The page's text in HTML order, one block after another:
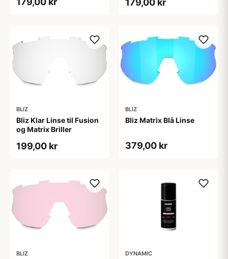
BLIZ
Bliz Klar Linse til Fusion
og Matrix Briller
199,00 kr
BLIZ
Bliz Matrix Blå Linse
379,00 kr
BLIZ DYNAMIC